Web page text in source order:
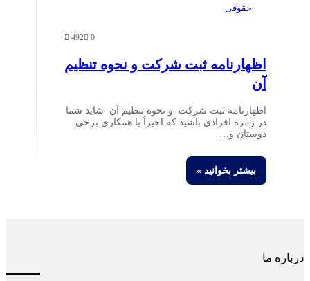
حقوقی
0
492
اظهارنامه ثبت شرکت و نحوه تنظیم
آن
اظهارنامه ثبت شرکت و نحوه تنظیم آن شاید شما
در زمره افرادی باشید که اخیراً با همکاری برخی
دوستان و…
بیشتر بخوانید »
درباره ما